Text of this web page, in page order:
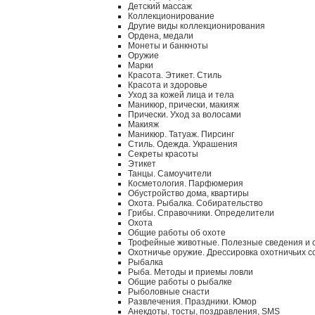
Детский массаж
Коллекционирование
Другие виды коллекционирования
Ордена, медали
Монеты и банкноты
Оружие
Марки
Красота. Этикет. Стиль
Красота и здоровье
Уход за кожей лица и тела
Маникюр, прически, макияж
Прически. Уход за волосами
Макияж
Маникюр. Татуаж. Пирсинг
Стиль. Одежда. Украшения
Секреты красоты
Этикет
Танцы. Самоучители
Косметология. Парфюмерия
Обустройство дома, квартиры
Охота. Рыбалка. Собирательство
Грибы. Справочники. Определители
Охота
Общие работы об охоте
Трофейные животные. Полезные сведения и
Охотничье оружие. Дрессировка охотничьих
Рыбалка
Рыба. Методы и приемы ловли
Общие работы о рыбалке
Рыболовные снасти
Развлечения. Праздники. Юмор
Анекдоты, тосты, поздравления, SMS